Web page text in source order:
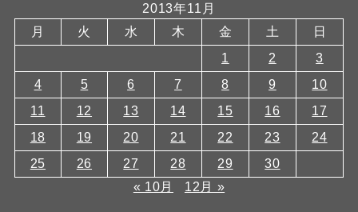
2013年11月
月
火 水 木 金 土
日
1
2
3
4
5 6 7 8 9
10
11
12 13 14 15 16
17
18
19 20 21 22 23
24
25
26 27 28 29
30
« 10月
12月 »